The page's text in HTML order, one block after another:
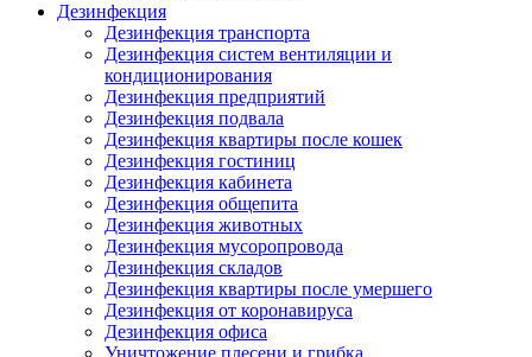
Дезинфекция
Дезинфекция транспорта
Дезинфекция систем вентиляции и
кондиционирования
Дезинфекция предприятий
Дезинфекция подвала
Дезинфекция квартиры после кошек
Дезинфекция гостиниц
Дезинфекция кабинета
Дезинфекция общепита
Дезинфекция животных
Дезинфекция мусоропровода
Дезинфекция складов
Дезинфекция квартиры после умершего
Дезинфекция от коронавируса
Дезинфекция офиса
Уничтожение плесени и грибка